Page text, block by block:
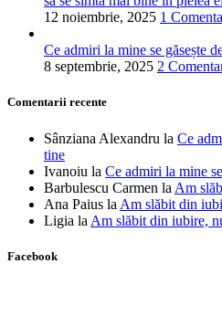
12 noiembrie, 2025 1
Ce admiri la mine se găsește
8 septembrie, 2025 2
Comentarii recente
Sânziana Alexandru la Ce
tine
Ivanoiu la Ce admiri la mine
Barbulescu Carmen la Am
Ana Paius la Am slăbit din
Ligia la Am slăbit din iubire,
Facebook